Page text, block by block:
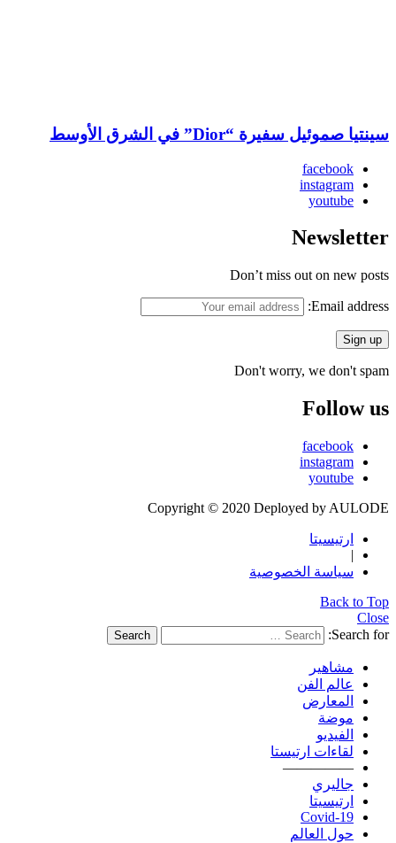
سينتيا صموئيل سفيرة “Dior” في الشرق الأوسط
facebook
instagram
youtube
Newsletter
Don’t miss out on new posts
Email address:
Don't worry, we don't spam
Follow us
facebook
instagram
youtube
Copyright © 2020 Deployed by AULODE
ارتيسيتا
|
سياسة الخصوصية
Back to Top
Close
Search for:
Search
مشاهير
عالم الفن
المعارض
موضة
الفيديو
لقاءات ارتيستا
—————
جاليري
ارتيسيتا
Covid-19
حول العالم